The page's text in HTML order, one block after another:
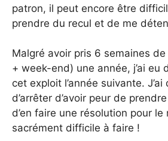
patron, il peut encore être
prendre du recul et de me
Malgré avoir pris 6 semaines
+ week-end) une année, j’ai eu
cet exploit l’année suivante.
d’arrêter d’avoir peur de
d’en faire une résolution pour le
sacrément difficile à faire !